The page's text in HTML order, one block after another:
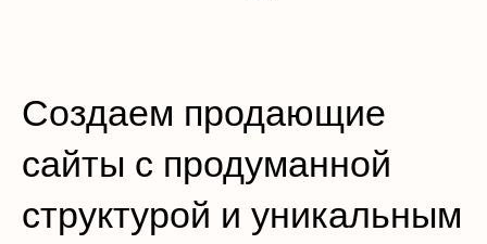
Создаем продающие
сайты с продуманной
структурой и уникальным